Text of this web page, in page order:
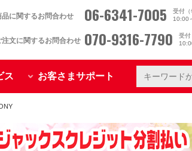
品に関するお問合わせ 06-6341-7005
受付（
10:00
注文に関するお問合わせ 070-9316-7790
受付
ス お客さまサポート